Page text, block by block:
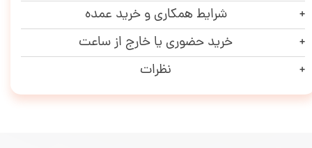
شرایط همکاری و خرید عمده
خرید حضوری یا خارج از ساعت
نظرات